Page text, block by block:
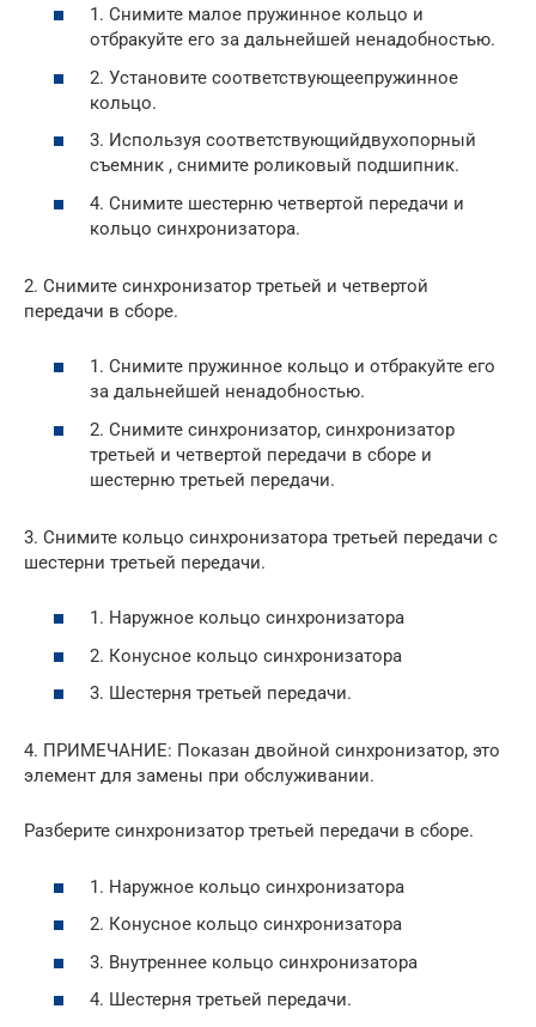
1. Снимите малое пружинное кольцо и
отбракуйте его за дальнейшей ненадобностью.
2. Установите соответствующеепружинное
кольцо.
3. Используя соответствующийдвухопорный
съемник , снимите роликовый подшипник.
4. Снимите шестерню четвертой передачи и
кольцо синхронизатора.
2. Снимите синхронизатор третьей и четвертой
передачи в сборе.
1. Снимите пружинное кольцо и отбракуйте его
за дальнейшей ненадобностью.
2. Снимите синхронизатор, синхронизатор
третьей и четвертой передачи в сборе и
шестерню третьей передачи.
3. Снимите кольцо синхронизатора третьей передачи с
шестерни третьей передачи.
1. Наружное кольцо синхронизатора
2. Конусное кольцо синхронизатора
3. Шестерня третьей передачи.
4. ПРИМЕЧАНИЕ: Показан двойной синхронизатор, это
элемент для замены при обслуживании.
Разберите синхронизатор третьей передачи в сборе.
1. Наружное кольцо синхронизатора
2. Конусное кольцо синхронизатора
3. Внутреннее кольцо синхронизатора
4. Шестерня третьей передачи.